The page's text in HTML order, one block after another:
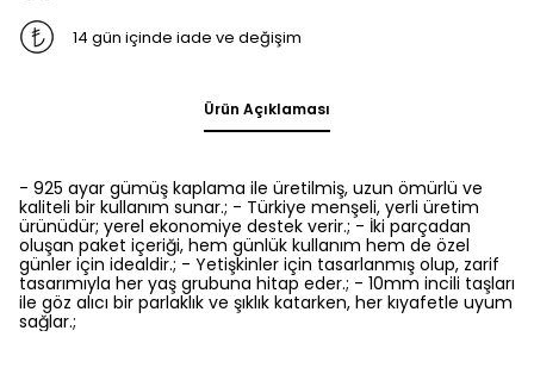
14 gün içinde iade ve değişim
Ürün Açıklaması
- 925 ayar gümüş kaplama ile üretilmiş, uzun ömürlü ve
kaliteli bir kullanım sunar.; - Türkiye menşeli, yerli üretim
ürünüdür; yerel ekonomiye destek verir.; - İki parçadan
oluşan paket içeriği, hem günlük kullanım hem de özel
günler için idealdir.; - Yetişkinler için tasarlanmış olup, zarif
tasarımıyla her yaş grubuna hitap eder.; - 10mm incili taşları
ile göz alıcı bir parlaklık ve şıklık katarken, her kıyafetle uyum
sağlar.;